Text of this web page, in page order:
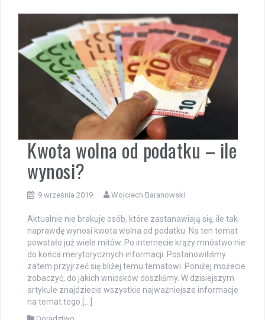
Kwota wolna od podatku – ile
wynosi?
9 września 2019 Wojciech Baranowski
Aktualnie nie brakuje osób, które zastanawiają się, ile tak
naprawdę wynosi kwota wolna od podatku. Na ten temat
powstało już wiele mitów. Po internecie krąży mnóstwo nie
do końca merytorycznych informacji. Postanowiliśmy
zatem przyjrzeć się bliżej temu tematowi. Poniżej możecie
zobaczyć, do jakich wniosków doszliśmy. W dzisiejszym
artykule znajdziecie wszystkie najważniejsze informacje
na temat tego […]